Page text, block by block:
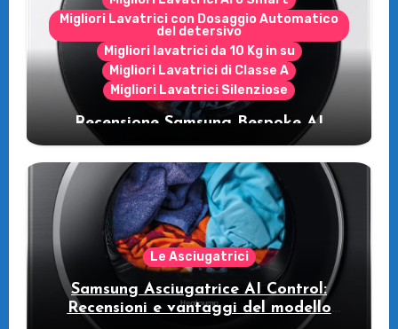
Migliori Lavatrici con Dosaggio Automatico
del detersivo
Migliori lavatrici da 10 Kg in su
Migliori Lavatrici di Classe A
Migliori Lavatrici Silenziose
Recensione Samsung Bespoke AI
WW11DB7B94GE/U3: la lavatrice
intelligente che fa risparmiare
Le Asciugatrici
Samsung Asciugatrice AI Control:
Recensioni e vantaggi del modello